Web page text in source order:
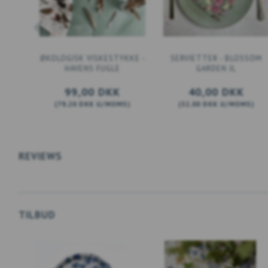
ØKOLOGISK VISKESTYKKE -
HAVENS FUGLE
99,00 DKK
( 79,20 DKK U/MOMS)
SERVIETTER - BLOSSOM
GARDEN JL
40,00 DKK
(32,00 DKK U/MOMS)
REVIEWS
TILBUD